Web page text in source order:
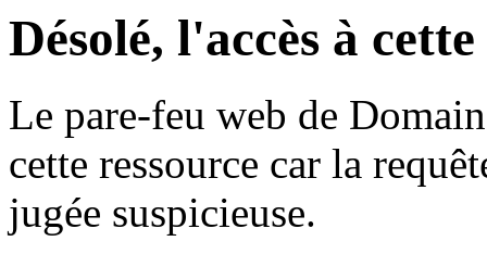
Désolé, l'accès à
Le pare-feu web de
cette ressource car la
jugée suspicieuse.